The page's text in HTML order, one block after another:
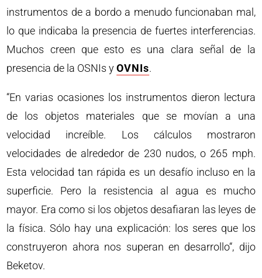
instrumentos de a bordo a menudo funcionaban mal,
lo que indicaba la presencia de fuertes interferencias.
Muchos creen que esto es una clara señal de la
presencia de la OSNIs yOVNIs.
“En varias ocasiones los instrumentos dieron lectura
de los objetos materiales que se movían a una
velocidad increíble. Los cálculos mostraron
velocidades de alrededor de 230 nudos, o 265 mph.
Esta velocidad tan rápida es un desafío incluso en la
superficie. Pero la resistencia al agua es mucho
mayor. Era como si los objetos desafiaran las leyes de
la física. Sólo hay una explicación: los seres que los
construyeron ahora nos superan en desarrollo“, dijo
Beketov.